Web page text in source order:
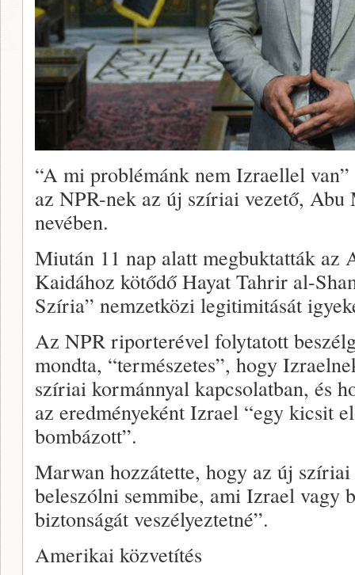
“A mi problémánk nem Izraellel
az NPR-nek az új szíriai vezető,
nevében.
Miután 11 nap alatt megbuktatták az
Kaidához kötődő Hayat Tahrir al-
Szíria” nemzetközi legitimitását
Az NPR riporterével folytatott
mondta, “természetes”, hogy
szíriai kormánnyal kapcsolatban, és
az eredményeként Izrael “egy kicsit
bombázott”.
Marwan hozzátette, hogy az új
beleszólni semmibe, ami Izrael vagy
biztonságát veszélyeztetné”.
Amerikai közvetítés